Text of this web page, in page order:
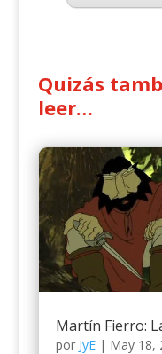
Quizás
leer…
Martín Fierro:
por JyE| May 18,